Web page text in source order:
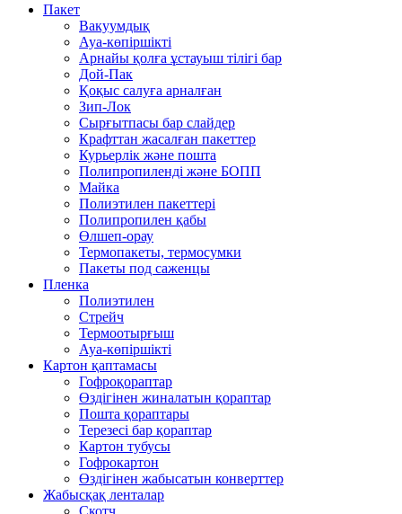
Пакет
Вакуумдық
Ауа-көпіршікті
Арнайы қолға ұстауыш тілігі бар
Дой-Пак
Қоқыс салуға арналған
Зип-Лок
Сырғытпасы бар слайдер
Крафттан жасалған пакеттер
Курьерлік және пошта
Полипропиленді және БОПП
Майка
Полиэтилен пакеттері
Полипропилен қабы
Өлшеп-орау
Термопакеты, термосумки
Пакеты под саженцы
Пленка
Полиэтилен
Стрейч
Термоотырғыш
Ауа-көпіршікті
Картон қаптамасы
Гофроқораптар
Өздігінен жиналатын қораптар
Пошта қораптары
Терезесі бар қораптар
Картон тубусы
Гофрокартон
Өздігінен жабысатын конверттер
Жабысқақ ленталар
Скотч